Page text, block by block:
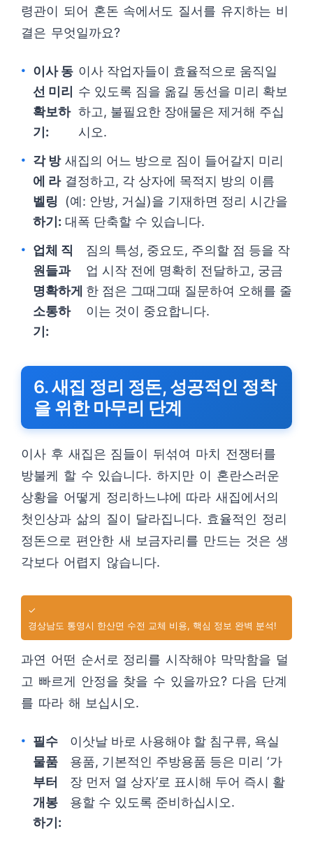
령관이 되어 혼돈 속에서도 질서를 유지하는 비
결은 무엇일까요?
이사 동
선 미리
확보하
기:
이사 작업자들이 효율적으로 움직일
수 있도록 짐을 옮길 동선을 미리 확보
하고, 불필요한 장애물은 제거해 주십
시오.
각 방
에 라
벨링
하기:
새집의 어느 방으로 짐이 들어갈지 미리
결정하고, 각 상자에 목적지 방의 이름
(예: 안방, 거실)을 기재하면 정리 시간을
대폭 단축할 수 있습니다.
업체 직
원들과
명확하게
소통하
기:
짐의 특성, 중요도, 주의할 점 등을 작
업 시작 전에 명확히 전달하고, 궁금
한 점은 그때그때 질문하여 오해를 줄
이는 것이 중요합니다.
6. 새집 정리 정돈, 성공적인 정착
을 위한 마무리 단계
이사 후 새집은 짐들이 뒤섞여 마치 전쟁터를
방불케 할 수 있습니다. 하지만 이 혼란스러운
상황을 어떻게 정리하느냐에 따라 새집에서의
첫인상과 삶의 질이 달라집니다. 효율적인 정리
정돈으로 편안한 새 보금자리를 만드는 것은 생
각보다 어렵지 않습니다.
✓
경상남도 통영시 한산면 수전 교체 비용, 핵심 정보 완벽 분석!
과연 어떤 순서로 정리를 시작해야 막막함을 덜
고 빠르게 안정을 찾을 수 있을까요? 다음 단계
를 따라 해 보십시오.
필수
물품
부터
개봉
하기:
이삿날 바로 사용해야 할 침구류, 욕실
용품, 기본적인 주방용품 등은 미리 ‘가
장 먼저 열 상자’로 표시해 두어 즉시 활
용할 수 있도록 준비하십시오.